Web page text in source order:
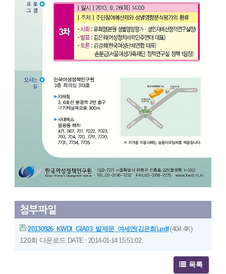
첨부파일
20130926_KWDI_GIA03_발제문_여세연(김은희).pdf(404.4K)
120회 다운로드 DATE : 2014-01-14 15:51:02
목록